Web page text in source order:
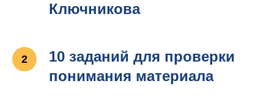
Ключникова
10 заданий для проверки
понимания материала